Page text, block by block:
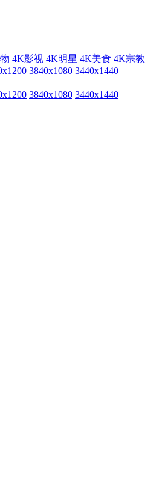
4K影视 4K明星 4K美食 4K宗教
3840x1080 3440x1440
3840x1080 3440x1440